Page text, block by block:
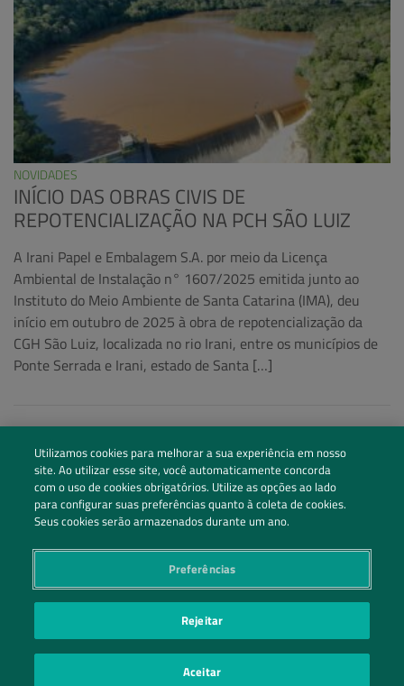
NOVIDADES
INÍCIO DAS OBRAS CIVIS DE
REPOTENCIALIZAÇÃO NA PCH SÃO LUIZ
A Irani Papel e Embalagem S.A. por meio da Licença
Ambiental de Instalação n° 1607/2025 emitida junto ao
Instituto do Meio Ambiente de Santa Catarina (IMA), deu
início em outubro de 2025 à obra de repotencialização da
CGH São Luiz, localizada no rio Irani, entre os municípios de
Ponte Serrada e Irani, estado de Santa […]
Siga nossas redes sociais
Entre em Contato
PREFERÊNCIAS DE PRIVACIDADE
Utilizamos cookies para melhorar a sua experiência em nosso
site. Ao utilizar esse site, você automaticamente concorda
com o uso de cookies obrigatórios. Utilize as opções ao lado
para configurar suas preferências quanto à coleta de cookies.
Seus cookies serão armazenados durante um ano.
Preferências
Rejeitar
Aceitar